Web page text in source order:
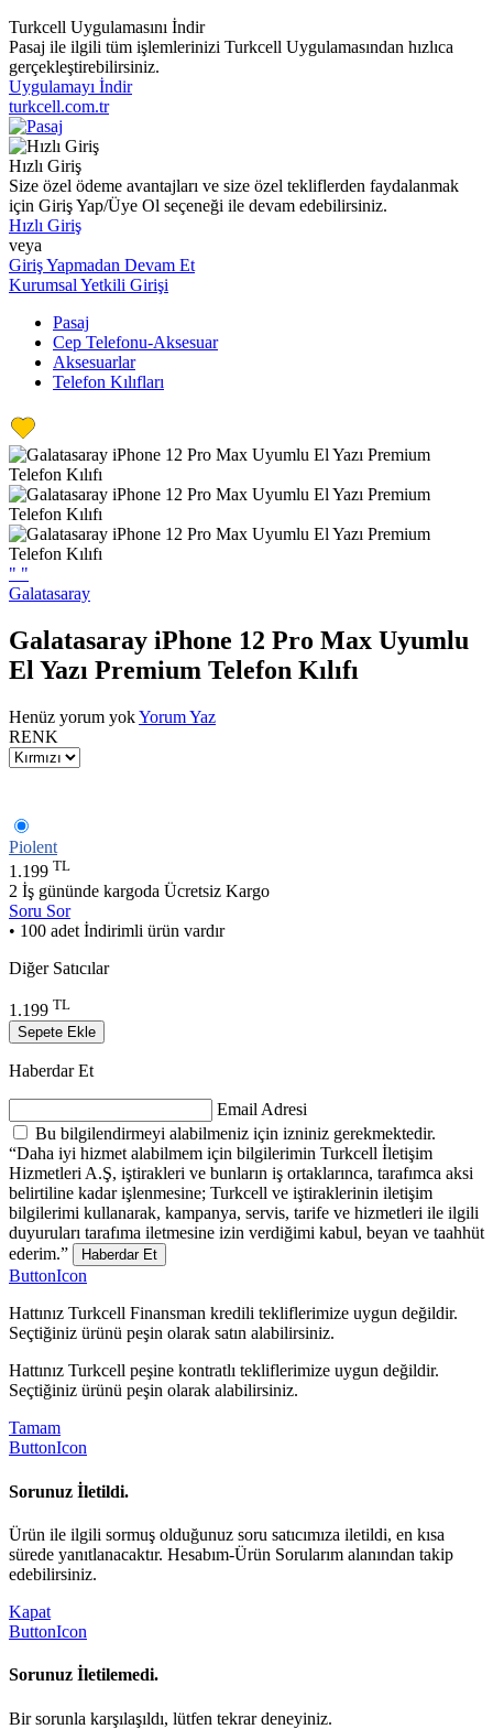
Turkcell Uygulamasını İndir
Pasaj ile ilgili tüm işlemlerinizi Turkcell Uygulamasından hızlıca
gerçekleştirebilirsiniz.
Uygulamayı İndir
turkcell.com.tr
Hızlı Giriş
Size özel ödeme avantajları ve size özel tekliflerden faydalanmak
için Giriş Yap/Üye Ol seçeneği ile devam edebilirsiniz.
Hızlı Giriş
veya
Giriş Yapmadan Devam Et
Kurumsal Yetkili Girişi
Pasaj
Cep Telefonu-Aksesuar
Aksesuarlar
Telefon Kılıfları
" "
Galatasaray
Galatasaray iPhone 12 Pro Max Uyumlu
El Yazı Premium Telefon Kılıfı
Henüz yorum yokYorum Yaz
RENK
Piolent
1.199 TL
2 İş gününde kargoda Ücretsiz Kargo
Soru Sor
• 100 adet İndirimli ürün vardır
Diğer Satıcılar
1.199 TL
Sepete Ekle
Haberdar Et
Email Adresi
Bu bilgilendirmeyi alabilmeniz için izniniz gerekmektedir.
“Daha iyi hizmet alabilmem için bilgilerimin Turkcell İletişim
Hizmetleri A.Ş, iştirakleri ve bunların iş ortaklarınca, tarafımca aksi
belirtiline kadar işlenmesine; Turkcell ve iştiraklerinin iletişim
bilgilerimi kullanarak, kampanya, servis, tarife ve hizmetleri ile ilgili
duyuruları tarafıma iletmesine izin verdiğimi kabul, beyan ve taahhüt
ederim.”
Haberdar Et
ButtonIcon
Hattınız Turkcell Finansman kredili tekliflerimize uygun değildir.
Seçtiğiniz ürünü peşin olarak satın alabilirsiniz.
Hattınız Turkcell peşine kontratlı tekliflerimize uygun değildir.
Seçtiğiniz ürünü peşin olarak alabilirsiniz.
Tamam
ButtonIcon
Sorunuz İletildi.
Ürün ile ilgili sormuş olduğunuz soru satıcımıza iletildi, en kısa
sürede yanıtlanacaktır. Hesabım-Ürün Sorularım alanından takip
edebilirsiniz.
Kapat
ButtonIcon
Sorunuz İletilemedi.
Bir sorunla karşılaşıldı, lütfen tekrar deneyiniz.